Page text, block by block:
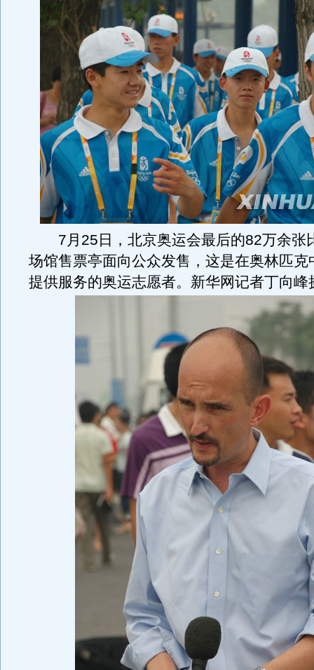
7月25日，北京奥运会最后的82万余张
场馆售票亭面向公众发售，这是在奥林匹克
提供服务的奥运志愿者。新华网记者丁向峰